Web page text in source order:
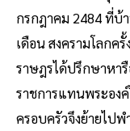
กรกฎาคม 2484 ที่บ้
เดือน สงครามโลกค
ราษฎรได้ปรึกษาหา
ราชการแทนพระอง
ครอบครัวจึงย้ายไป